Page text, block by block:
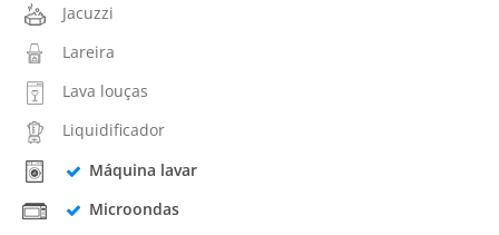
Jacuzzi
Lareira
Lava louças
Liquidificador
Máquina lavar
Microondas